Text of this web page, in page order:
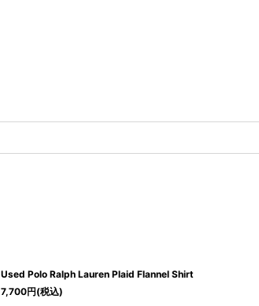
Used Polo Ralph Lauren Plaid Flannel Shirt
7,700円(税込)